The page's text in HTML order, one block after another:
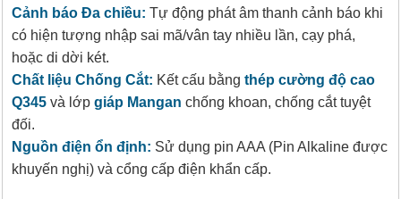
Cảnh báo Đa chiều: Tự động phát âm thanh cảnh báo khi
có hiện tượng nhập sai mã/vân tay nhiều lần, cạy phá,
hoặc di dời két.
Chất liệu Chống Cắt: Kết cấu bằng thép cường độ cao
Q345 và lớp giáp Mangan chống khoan, chống cắt tuyệt
đối.
Nguồn điện ổn định: Sử dụng pin AAA (Pin Alkaline được
khuyến nghị) và cổng cấp điện khẩn cấp.